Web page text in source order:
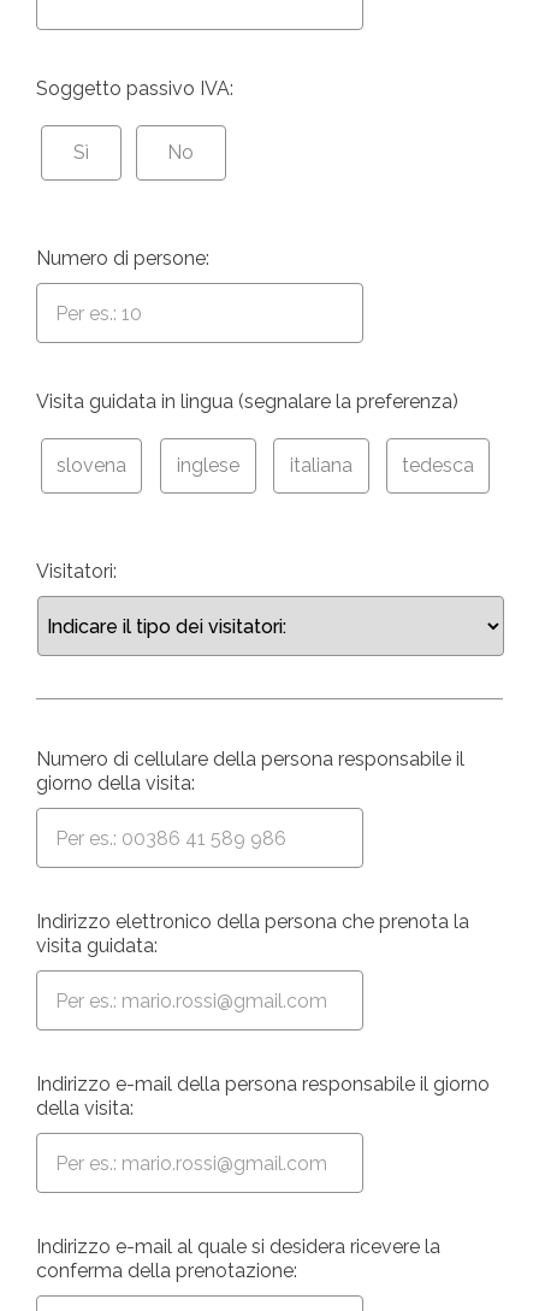
Soggetto passivo IVA:
Sì No
Numero di persone:
Visita guidata in lingua (segnalare la preferenza)
slovena inglese italiana tedesca
Visitatori:
Numero di cellulare della persona responsabile il
giorno della visita:
Indirizzo elettronico della persona che prenota la
visita guidata:
Indirizzo e-mail della persona responsabile il giorno
della visita:
Indirizzo e-mail al quale si desidera ricevere la
conferma della prenotazione: